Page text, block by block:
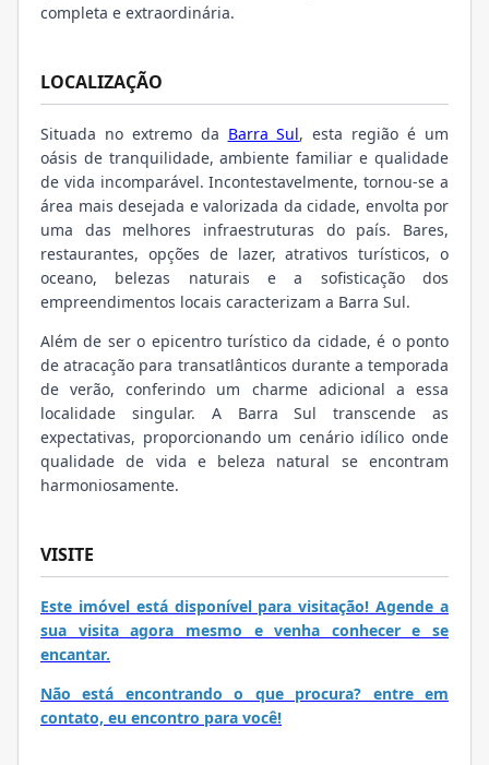
completa e extraordinária.
LOCALIZAÇÃO
Situada no extremo da Barra Sul, esta região é um
oásis de tranquilidade, ambiente familiar e qualidade
de vida incomparável. Incontestavelmente, tornou-se a
área mais desejada e valorizada da cidade, envolta por
uma das melhores infraestruturas do país. Bares,
restaurantes, opções de lazer, atrativos turísticos, o
oceano, belezas naturais e a sofisticação dos
empreendimentos locais caracterizam a Barra Sul.
Além de ser o epicentro turístico da cidade, é o ponto
de atracação para transatlânticos durante a temporada
de verão, conferindo um charme adicional a essa
localidade singular. A Barra Sul transcende as
expectativas, proporcionando um cenário idílico onde
qualidade de vida e beleza natural se encontram
harmoniosamente.
VISITE
Este imóvel está disponível para visitação! Agende a
sua visita agora mesmo e venha conhecer e se
encantar.
Não está encontrando o que procura? entre em
contato, eu encontro para você!